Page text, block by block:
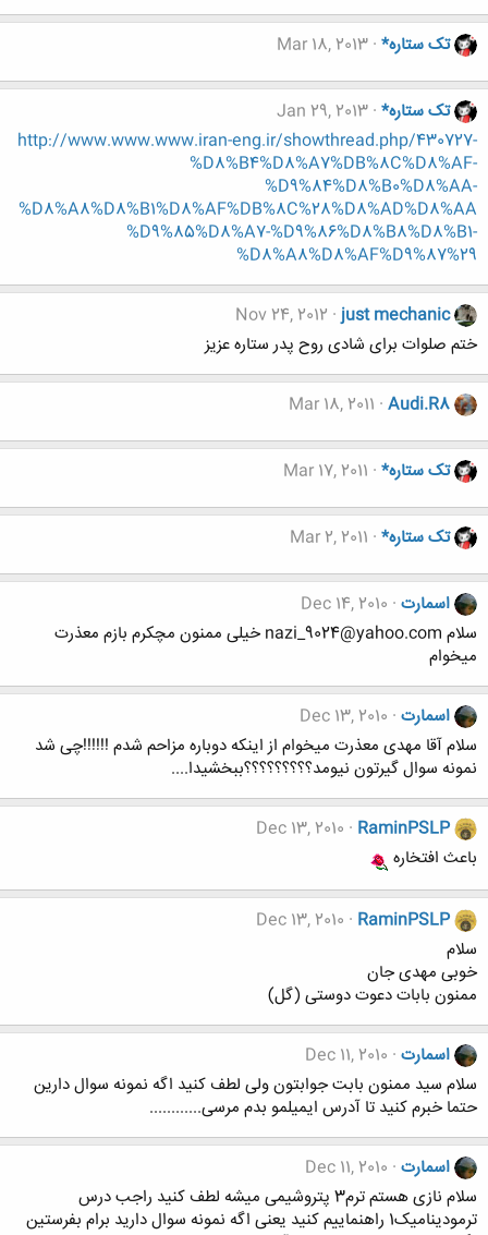
تک ستاره* Mar 18, 2013
تک ستاره* Jan 29, 2013
http://www.www.www.iran-eng.ir/showthread.php/430727-
%D8%B4%D8%A7%DB%8C%D8%AF-
%D9%84%D8%B0%D8%AA-
%D8%A8%D8%B1%D8%AF%DB%8C%28%D8%AD%D8%AA
%D9%85%D8%A7-%D9%86%D8%B8%D8%B1-
%D8%A8%D8%AF%D9%87%29
just mechanic
Nov 24, 2012
ختم صلوات برای شادی روح پدر ستاره عزیز
Audi.R8
Mar 18, 2011
تک ستاره* Mar 17, 2011
تک ستاره* Mar 2, 2011
اسمارت Dec 14, 2010
سلام nazi_9024@yahoo.com خیلی ممنون مچکرم بازم معذرت
میخوام
اسمارت Dec 13, 2010
سلام آقا مهدی معذرت میخوام از اینکه دوباره مزاحم شدم !!!!!!چی شد
نمونه سوال گیرتون نیومد؟؟؟؟؟؟؟؟؟ببخشیدا....
RaminPSLP
Dec 13, 2010
باعث افتخاره
RaminPSLP
Dec 13, 2010
سلام
خوبی مهدی جان
ممنون بابات دعوت دوستی (گل)
اسمارت Dec 11, 2010
سلام سید ممنون بابت جوابتون ولی لطف کنید اگه نمونه سوال دارین
حتما خبرم کنید تا آدرس ایمیلمو بدم مرسی............
اسمارت Dec 11, 2010
سلام نازی هستم ترم3 پتروشیمی میشه لطف کنید راجب درس
ترمودینامیک1 راهنماییم کنید یعنی اگه نمونه سوال دارید برام بفرستین